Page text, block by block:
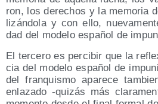
ron, los dere­chos y la memo­ria
li­zán­do­la y con ello,
dad del mode­lo espa­ñol de
El ter­ce­ro es per­ci­bir que la
cia del mode­lo espa­ñol de
del fran­quis­mo apa­re­ce
enla­za­do ‑qui­zás más